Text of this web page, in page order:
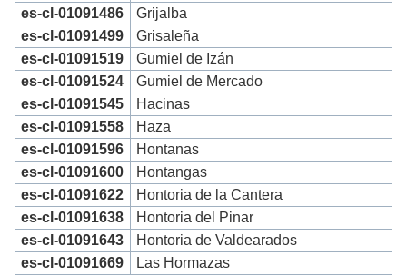
es-cl-01091486
Grijalba
es-cl-01091499
Grisaleña
es-cl-01091519
Gumiel de Izán
es-cl-01091524
Gumiel de Mercado
es-cl-01091545
Hacinas
es-cl-01091558
Haza
es-cl-01091596
Hontanas
es-cl-01091600
Hontangas
es-cl-01091622
Hontoria de la Cantera
es-cl-01091638
Hontoria del Pinar
es-cl-01091643
Hontoria de Valdearados
es-cl-01091669
Las Hormazas